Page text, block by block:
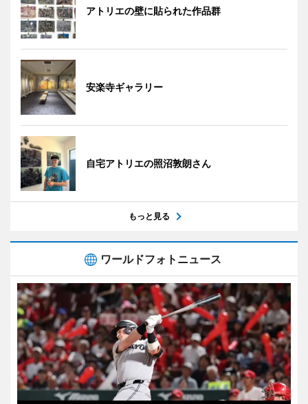
アトリエの壁に貼られた作品群
安楽寺ギャラリー
自宅アトリエの照沼敦朗さん
もっと見る
ワールドフォトニュース